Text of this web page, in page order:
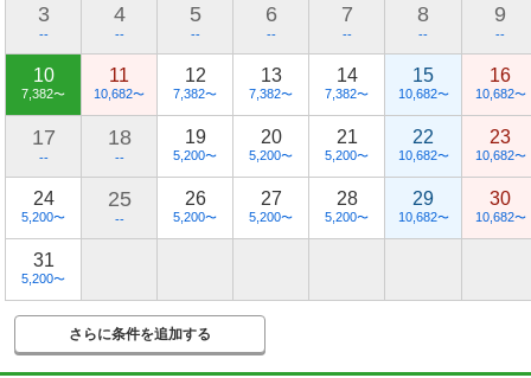
3
--
4
--
5
--
6
--
7
--
8
--
9
--
10
7,382〜
11
10,682〜
12
7,382〜
13
7,382〜
14
7,382〜
15
10,682〜
16
10,682〜
17
--
18
--
19
5,200〜
20
5,200〜
21
5,200〜
22
10,682〜
23
10,682〜
24
5,200〜
25
--
26
5,200〜
27
5,200〜
28
5,200〜
29
10,682〜
30
10,682〜
31
5,200〜
さらに条件を追加する